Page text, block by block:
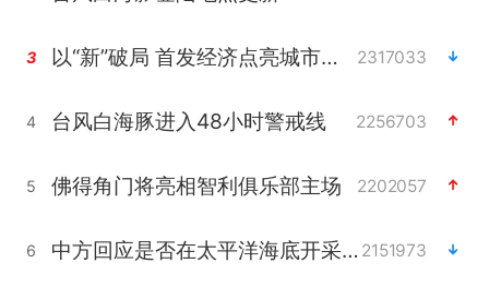
3 以“新”破局 首发经济点亮城市消费活力 2317033
4 台风白海豚进入48小时警戒线 2256703
5 佛得角门将亮相智利俱乐部主场 2202057
6 中方回应是否在太平洋海底开采稀土 2151973